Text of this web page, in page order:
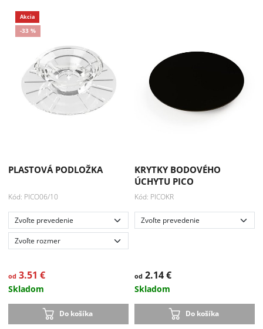
Akcia
-33 %
PLASTOVÁ PODLOŽKA
Kód: PICO06/10
od3.51 €
Skladom
Do košíka
KRYTKY BODOVÉHO
ÚCHYTU PICO
Kód: PICOKR
od 2.14 €
Skladom
Do košíka